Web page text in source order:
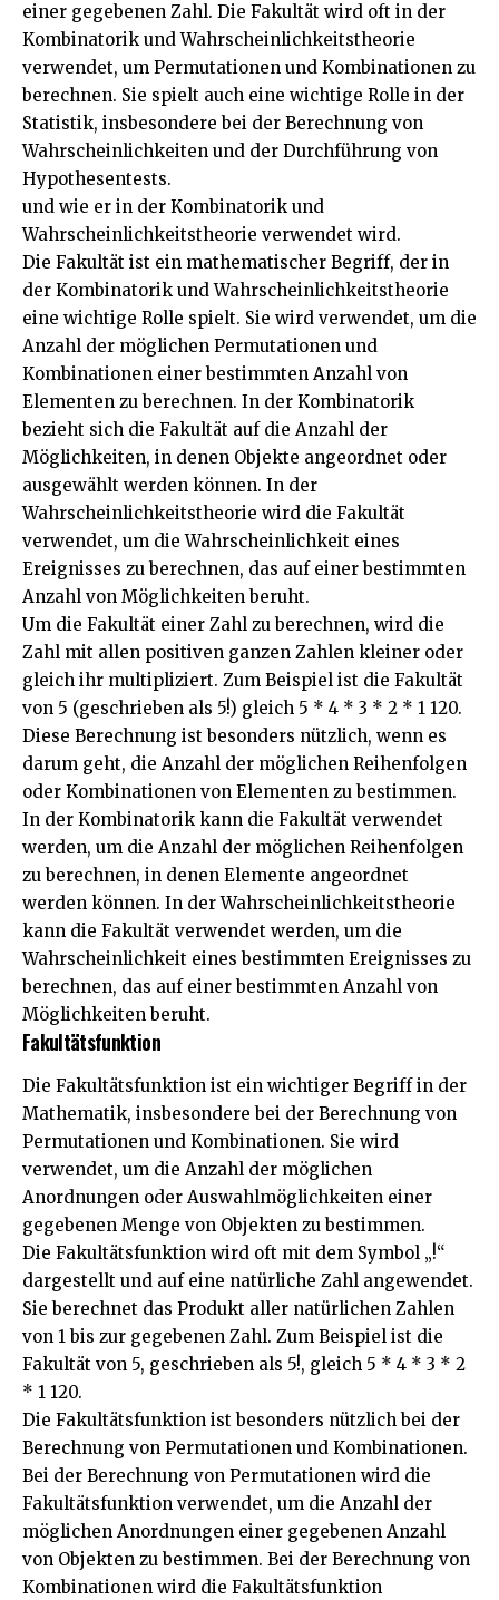
einer gegebenen Zahl. Die Fakultät wird oft in der
Kombinatorik und Wahrscheinlichkeitstheorie
verwendet, um Permutationen und Kombinationen zu
berechnen. Sie spielt auch eine wichtige Rolle in der
Statistik, insbesondere bei der Berechnung von
Wahrscheinlichkeiten und der Durchführung von
Hypothesentests.
und wie er in der Kombinatorik und
Wahrscheinlichkeitstheorie verwendet wird.
Die Fakultät ist ein mathematischer Begriff, der in
der Kombinatorik und Wahrscheinlichkeitstheorie
eine wichtige Rolle spielt. Sie wird verwendet, um die
Anzahl der möglichen Permutationen und
Kombinationen einer bestimmten Anzahl von
Elementen zu berechnen. In der Kombinatorik
bezieht sich die Fakultät auf die Anzahl der
Möglichkeiten, in denen Objekte angeordnet oder
ausgewählt werden können. In der
Wahrscheinlichkeitstheorie wird die Fakultät
verwendet, um die Wahrscheinlichkeit eines
Ereignisses zu berechnen, das auf einer bestimmten
Anzahl von Möglichkeiten beruht.
Um die Fakultät einer Zahl zu berechnen, wird die
Zahl mit allen positiven ganzen Zahlen kleiner oder
gleich ihr multipliziert. Zum Beispiel ist die Fakultät
von 5 (geschrieben als 5!) gleich 5 * 4 * 3 * 2 * 1 120.
Diese Berechnung ist besonders nützlich, wenn es
darum geht, die Anzahl der möglichen Reihenfolgen
oder Kombinationen von Elementen zu bestimmen.
In der Kombinatorik kann die Fakultät verwendet
werden, um die Anzahl der möglichen Reihenfolgen
zu berechnen, in denen Elemente angeordnet
werden können. In der Wahrscheinlichkeitstheorie
kann die Fakultät verwendet werden, um die
Wahrscheinlichkeit eines bestimmten Ereignisses zu
berechnen, das auf einer bestimmten Anzahl von
Möglichkeiten beruht.
Fakultätsfunktion
Die Fakultätsfunktion ist ein wichtiger Begriff in der
Mathematik, insbesondere bei der Berechnung von
Permutationen und Kombinationen. Sie wird
verwendet, um die Anzahl der möglichen
Anordnungen oder Auswahlmöglichkeiten einer
gegebenen Menge von Objekten zu bestimmen.
Die Fakultätsfunktion wird oft mit dem Symbol „!“
dargestellt und auf eine natürliche Zahl angewendet.
Sie berechnet das Produkt aller natürlichen Zahlen
von 1 bis zur gegebenen Zahl. Zum Beispiel ist die
Fakultät von 5, geschrieben als 5!, gleich 5 * 4 * 3 * 2
* 1 120.
Die Fakultätsfunktion ist besonders nützlich bei der
Berechnung von Permutationen und Kombinationen.
Bei der Berechnung von Permutationen wird die
Fakultätsfunktion verwendet, um die Anzahl der
möglichen Anordnungen einer gegebenen Anzahl
von Objekten zu bestimmen. Bei der Berechnung von
Kombinationen wird die Fakultätsfunktion